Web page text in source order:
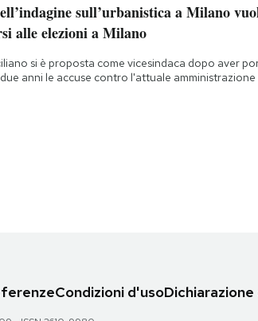
sull’urbanistica a Milano
alle elezioni a Milano
si è proposta come vicesindaca dopo aver
anni le accuse contro l'attuale amministrazione
Condizioni d'uso